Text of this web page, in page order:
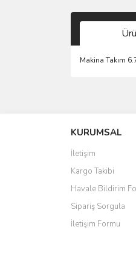
Makina Takım
Ürün
Ürün
Ürün
Ürün
Bu
KURUMSAL
İletişim
Kargo Takibi
Havale Bildirim
Sipariş Sorgula
İletişim Formu